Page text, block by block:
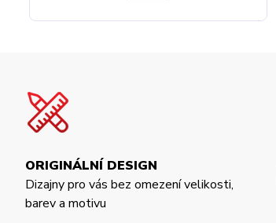
ORIGINÁLNÍ DESIGN
Dizajny pro vás bez omezení velikosti,
barev a motivu